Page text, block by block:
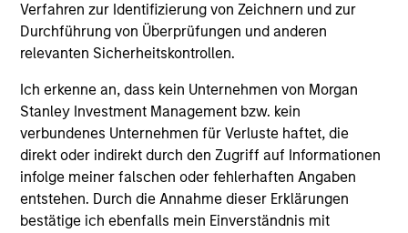
Verfahren zur Identifizierung von Zeichnern und zur
Durchführung von Überprüfungen und anderen
relevanten Sicherheitskontrollen.
Ich erkenne an, dass kein Unternehmen von Morgan
Stanley Investment Management bzw. kein
verbundenes Unternehmen für Verluste haftet, die
direkt oder indirekt durch den Zugriff auf Informationen
infolge meiner falschen oder fehlerhaften Angaben
entstehen. Durch die Annahme dieser Erklärungen
bestätige ich ebenfalls mein Einverständnis mit
10-JUL-2026
May not represent all Team Members.